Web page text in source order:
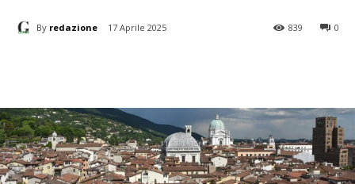
By redazione 17 Aprile 2025 0
839